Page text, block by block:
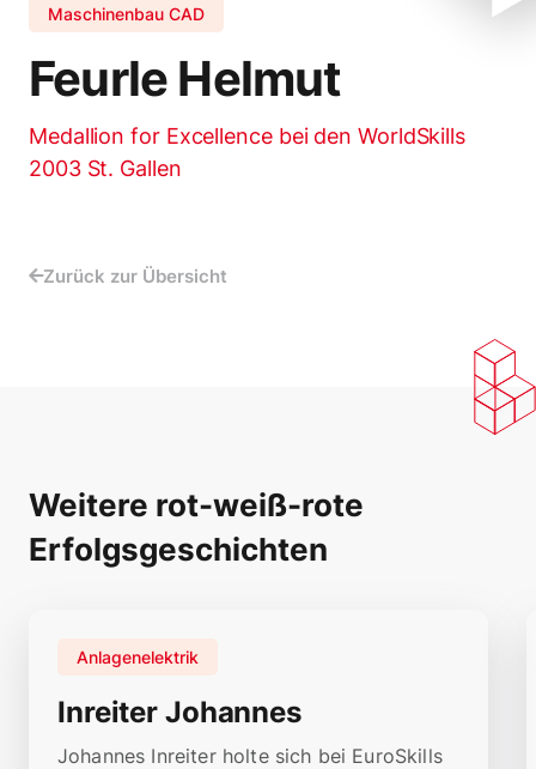
Maschinenbau CAD
Feurle Helmut
Medallion for Excellence bei den WorldSkills
2003 St. Gallen
Zurück zur Übersicht
Weitere rot-weiß-rote
Erfolgsgeschichten
Inreiter Johannes
Anlagenelektrik
Johannes Inreiter holte sich bei EuroSkills